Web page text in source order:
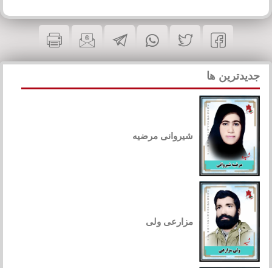
جدیدترین ها
شیروانی مرضیه
مزارعی ولی